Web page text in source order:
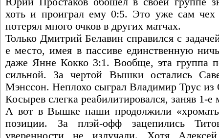
хоть и проиграл ему 0:5. Это уже сам
потерял много очков в других матчах.
Только Дмитрий Белавин справился с
е место, имея в пассиве единственную
даже Янне Кокко 3:1. Вообще, эта группа
сильной. За чертой Вышки остались
Мэнссон. Неплохо сыграл Владимир Трус из
Косырев слегка реабилитировался, заняв 1-
А вот в Вышке наши продолжили
позиции. За плэй-офф зацепились
уверенности не излучали. Хотя Алексей